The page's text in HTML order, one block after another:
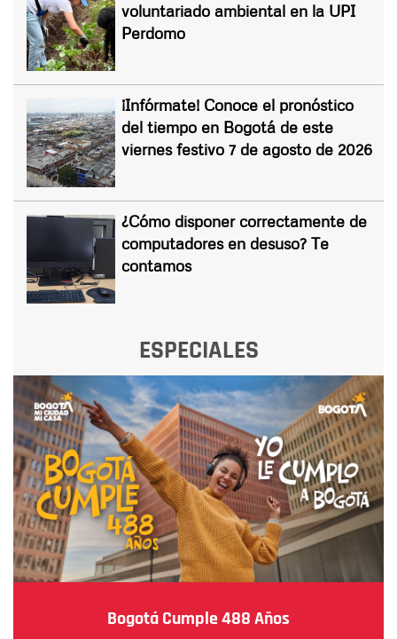
voluntariado ambiental en la UPI
Perdomo
¡Infórmate! Conoce el pronóstico
del tiempo en Bogotá de este
viernes festivo 7 de agosto de 2026
¿Cómo disponer correctamente de
computadores en desuso? Te
contamos
ESPECIALES
Bogotá Cumple 488 Años